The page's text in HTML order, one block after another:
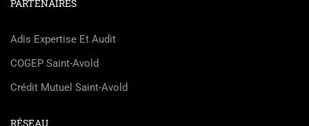
PARTENAIRES
Adis Expertise Et Audit
COGEP Saint-Avold
Crédit Mutuel Saint-Avold
RÉSEAU